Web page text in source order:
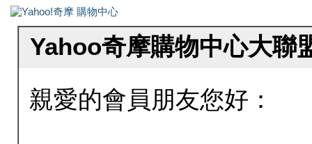
Yahoo奇摩購物中心大聯
親愛的會員朋友您好：